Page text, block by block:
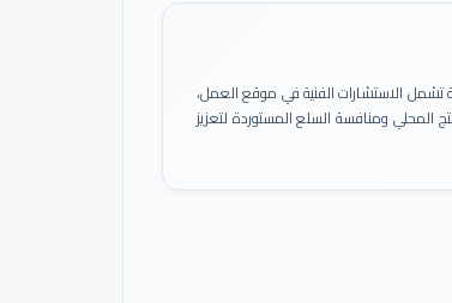
تشمل الاستشارات الفنية في موقع العمل،
المحلي ومنافسة السلع المستوردة لتعزيز